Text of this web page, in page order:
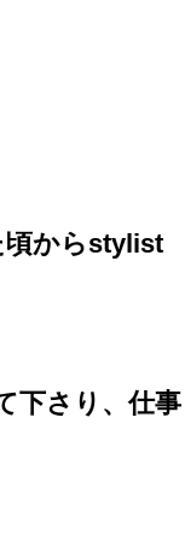
頃からstylist
下さり、仕事